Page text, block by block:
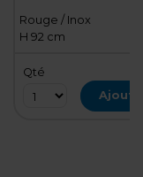
Rouge / Inox
H 92 cm
Qté